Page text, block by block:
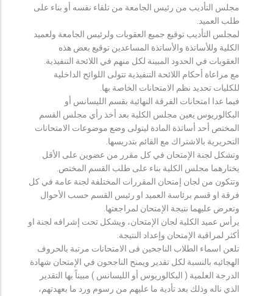
مجلس التأديب من رئيس الجامعة من تلقاء نفسه أو بناء على
طلب العميد.
لمجلس التأديب توقيع جميع العقوبات ولرئيس الجامعة ولعميد
الكلية وللأساتذة والأساتذة المساعدين توقيع بعض هذه
العقوبات في الحدود المبينة لكل منهم في اللائحة التنفيذية.
مع مراعاة أحكام اللائحة التنفيذية تتولى اللوائح الداخلية
للكليات تحديد نظم الامتحانات الخاصة بها.
فيما عدا امتحانات الفرقة النهائية بقسم الليسانس أو
البكالوريوس يعين مجلس الكلية بعد أخذ رأي مجلس القسم
المختص أحد أساتذة المادة ليتولى وضع موضوعات الامتحانات
التحريرية بالاشتراك مع القائم بتدريسها.
وتشكل لجنة الإمتحان في كل مقرر من عضوين على الأقل
يختارهما مجلس الكلية بناء على طلب القسم المختص.
وتتكون من لجان إمتحان المقررات المختلفة لجنة عامة في كل
فرقة او قسم برئاسة العميد او رئيس القسم حسب الأحوال
وتعرض عليهما نتيجة الإمتحان لمراجعتها.
يرأس عميد الكلية لجان الإمتحان، ويشكل تحت إشرافه لجنة او
أكثر لمراقبة الإمتحان وإعداد النتيجة.
تلعن اسماء الطلاب الناجحين فى الامتحانات مرتبة بالحروف
الهجائيه بالنسبة لكل تقدير ويمنح الناجحون في الإمتحان شهادة
الدرجة العلمية ( البكالوريوس أو الليسانس ) مبيناً بها التقدير
الذي ناله وذلك بعد تأدية ما عليهم من رسوم ورد ما بعهدتهم،